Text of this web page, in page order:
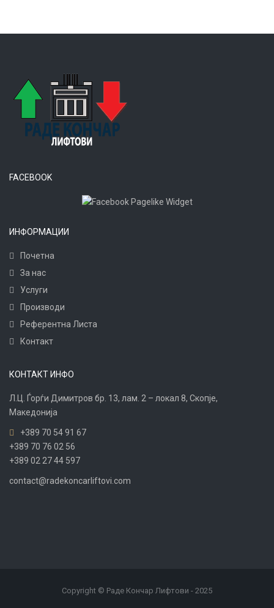
FACEBOOK
ИНФОРМАЦИИ
Почетна
За нас
Услуги
Производи
Референтна Листа
Контакт
КОНТАКТ ИНФО
Л.Ц. Ѓорѓи Димитров бр. 13, лам. 2 – локал 8, Скопје,
Македонија
+389 70 54 91 67
+389 70 76 02 56
+389 02 27 44 597
contact@radekoncarliftovi.com
Copyright © Раде Кончар Лифтови - 2025